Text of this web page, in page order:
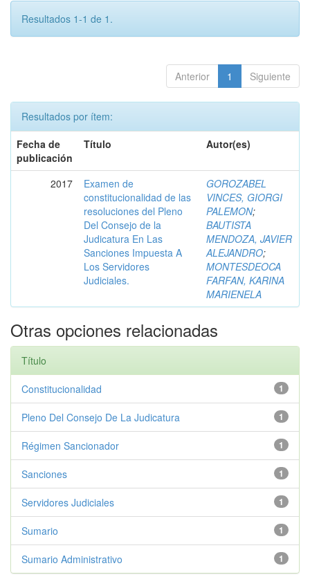
Resultados 1-1 de 1.
Anterior 1 Siguiente
Resultados por ítem:
Fecha de
publicación
Título Autor(es)
2017
Examen de
constitucionalidad de las
resoluciones del Pleno
Del Consejo de la
Judicatura En Las
Sanciones Impuesta A
Los Servidores
Judiciales.
GOROZABEL
VINCES, GIORGI
PALEMON;
BAUTISTA
MENDOZA, JAVIER
ALEJANDRO;
MONTESDEOCA
FARFAN, KARINA
MARIENELA
Otras opciones relacionadas
Título
1
Constitucionalidad
1
Pleno Del Consejo De La Judicatura
1
Régimen Sancionador
1
Sanciones
1
Servidores Judiciales
1
Sumario
1
Sumario Administrativo